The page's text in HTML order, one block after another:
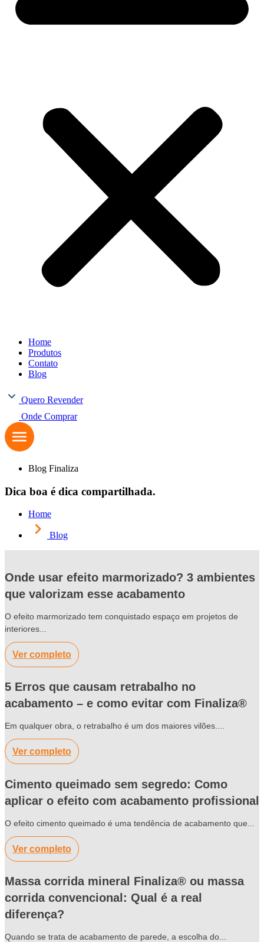
Home
Produtos
Contato
Blog
Quero Revender
Onde Comprar
Blog Finaliza
Dica boa é dica compartilhada.
Home
Blog
Onde usar efeito marmorizado? 3 ambientes
que valorizam esse acabamento
O efeito marmorizado tem conquistado espaço em projetos de
interiores...
Ver completo
5 Erros que causam retrabalho no
acabamento – e como evitar com Finaliza®
Em qualquer obra, o retrabalho é um dos maiores vilões....
Ver completo
Cimento queimado sem segredo: Como
aplicar o efeito com acabamento profissional
O efeito cimento queimado é uma tendência de acabamento que...
Ver completo
Massa corrida mineral Finaliza® ou massa
corrida convencional: Qual é a real
diferença?
Quando se trata de acabamento de parede, a escolha do...